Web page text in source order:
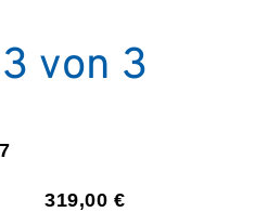
von 3
319,00 €